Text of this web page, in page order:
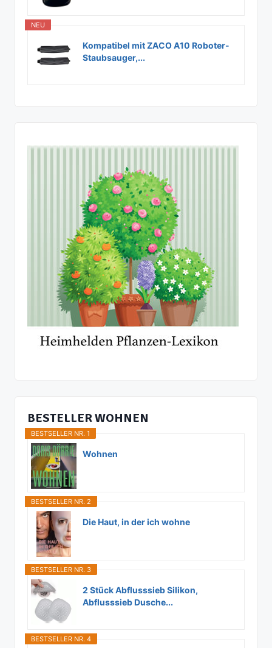
NEU
Kompatibel mit ZACO A10 Roboter-
Staubsauger,...
BESTELLER WOHNEN
BESTSELLER NR. 1
Wohnen
BESTSELLER NR. 2
Die Haut, in der ich wohne
BESTSELLER NR. 3
2 Stück Abflusssieb Silikon,
Abflusssieb Dusche...
BESTSELLER NR. 4